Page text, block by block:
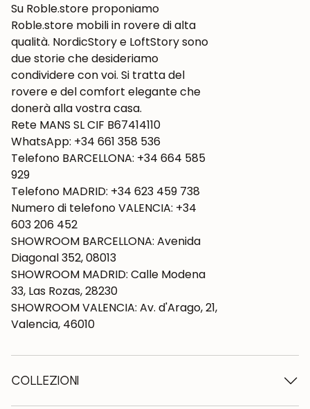
Su Roble.store proponiamo
Roble.store mobili in rovere di alta
qualità. NordicStory e LoftStory sono
due storie che desideriamo
condividere con voi. Si tratta del
rovere e del comfort elegante che
donerà alla vostra casa.
Rete MANS SL CIF B67414110
WhatsApp: +34 661 358 536
Telefono BARCELLONA: +34 664 585
929
Telefono MADRID: +34 623 459 738
Numero di telefono VALENCIA: +34
603 206 452
SHOWROOM BARCELLONA: Avenida
Diagonal 352, 08013
SHOWROOM MADRID: Calle Modena
33, Las Rozas, 28230
SHOWROOM VALENCIA: Av. d'Arago, 21,
Valencia, 46010
COLLEZIONI
Tavoli in legno